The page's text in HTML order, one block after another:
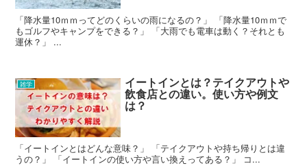
「降水量10ｍｍってどのくらいの雨になるの？」 「降水量10ｍｍで
もゴルフやキャンプをできる？」 「大雨でも電車は動く？それとも
運休？」 ...
雑学 イートインとは？テイクアウトや
飲食店との違い。使い方や例文
は？
「イートインとはどんな意味？」 「テイクアウトや持ち帰りとは違
うの？」 「イートインの使い方や言い換えってある？」 コ...